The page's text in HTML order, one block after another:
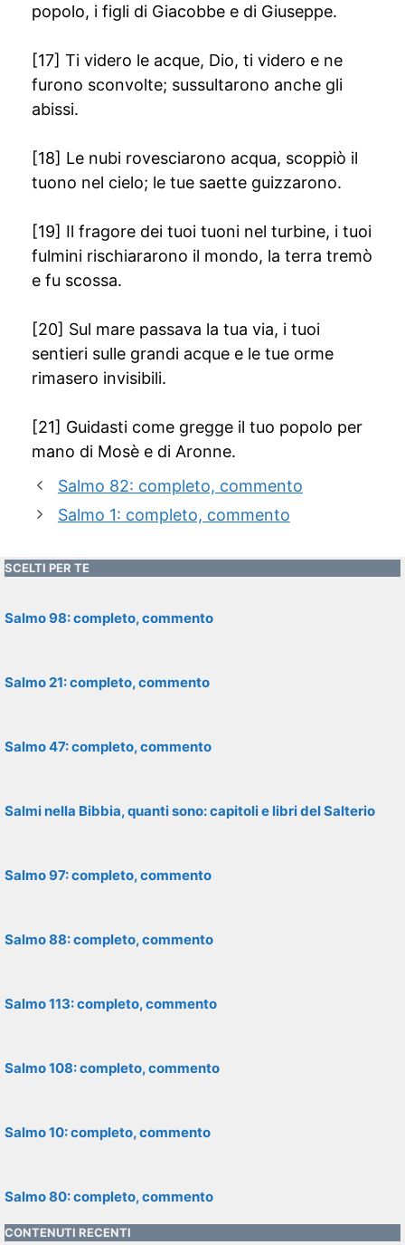
popolo, i figli di Giacobbe e di Giuseppe.
[17] Ti videro le acque, Dio, ti videro e ne
furono sconvolte; sussultarono anche gli
abissi.
[18] Le nubi rovesciarono acqua, scoppiò il
tuono nel cielo; le tue saette guizzarono.
[19] Il fragore dei tuoi tuoni nel turbine, i tuoi
fulmini rischiararono il mondo, la terra tremò
e fu scossa.
[20] Sul mare passava la tua via, i tuoi
sentieri sulle grandi acque e le tue orme
rimasero invisibili.
[21] Guidasti come gregge il tuo popolo per
mano di Mosè e di Aronne.
Salmo 82: completo, commento
Salmo 1: completo, commento
SCELTI PER TE
Salmo 98: completo, commento
Salmo 21: completo, commento
Salmo 47: completo, commento
Salmi nella Bibbia, quanti sono: capitoli e libri del Salterio
Salmo 97: completo, commento
Salmo 88: completo, commento
Salmo 113: completo, commento
Salmo 108: completo, commento
Salmo 10: completo, commento
Salmo 80: completo, commento
CONTENUTI RECENTI